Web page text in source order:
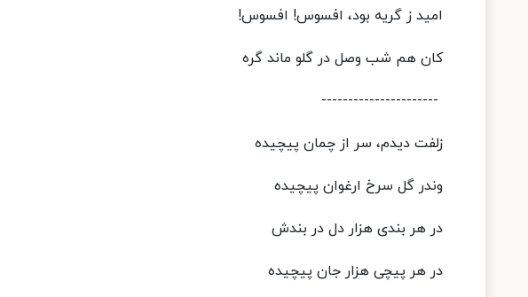
امید ز گریه بود، افسوس! افسوس!
کان هم شب وصل در گلو ماند گره
----------------------
زلفت دیدم، سر از چمان پیچیده
وندر گل سرخ ارغوان پیچیده
در هر بندی هزار دل در بندش
در هر پیچی هزار جان پیچیده